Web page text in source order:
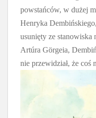
powstańców, w dużej
Henryka
usunięty ze stanowiska
Artúra Görgeia,
nie przewidział, że coś